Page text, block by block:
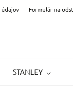
údajov Formulár na
STANLEY